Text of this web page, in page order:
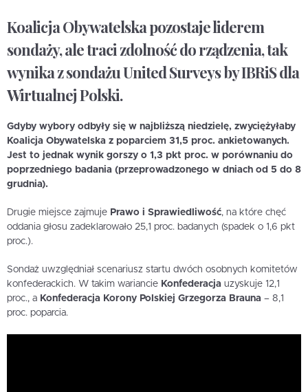
Koalicja Obywatelska pozostaje liderem
sondaży, ale traci zdolność do rządzenia, tak
wynika z sondażu United Surveys by IBRiS dla
Wirtualnej Polski.
Gdyby wybory odbyły się w najbliższą niedzielę, zwyciężyłaby
Koalicja Obywatelska z poparciem 31,5 proc. ankietowanych.
Jest to jednak wynik gorszy o 1,3 pkt proc. w porównaniu do
poprzedniego badania (przeprowadzonego w dniach od 5 do 8
grudnia).
Drugie miejsce zajmuje Prawo i Sprawiedliwość, na które chęć
oddania głosu zadeklarowało 25,1 proc. badanych (spadek o 1,6 pkt
proc.).
Sondaż uwzględniał scenariusz startu dwóch osobnych komitetów
konfederackich. W takim wariancie Konfederacja uzyskuje 12,1
proc., a Konfederacja Korony Polskiej Grzegorza Brauna – 8,1
proc. poparcia.